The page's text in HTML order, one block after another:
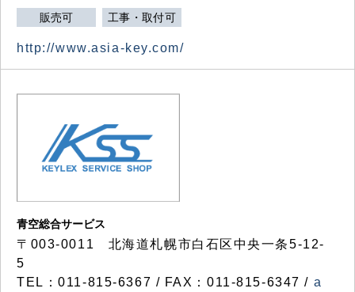
販売可 工事・取付可
http://www.asia-key.com/
青空総合サービス
〒003-0011 北海道札幌市白石区中央一条5-12-
5
TEL：011-815-6367 / FAX：011-815-6347 / a